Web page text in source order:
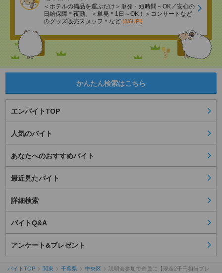
＜ホテルの備品を運ぶだけ＞単発・短時間～OK／安心の
日給保障＊夜勤、＜単発＊1日～OK！＞コンサートなど
のグッズ販売スタッフ＊など (8/6UP!)
かんたん検索はこちら
エンバイトTOP
人気のバイト
あなたへのおすすめバイト
最近見たバイト
詳細検索
バイトQ&A
アンケート&プレゼント
バイトTOP 関東 千葉県 中央区 説明会参加で全員に【現金2千円相当プレ